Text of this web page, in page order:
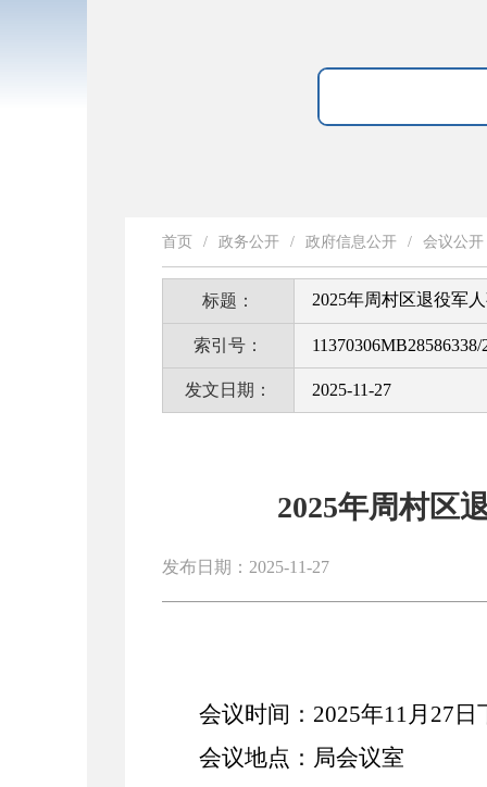
首页 / 政务公开 / 政府信息公开 / 会议公开
标题： 2025年周村区退役军
索引号： 11370306MB28586338/
发文日期： 2025-11-27
2025年周村区
发布日期：2025-11-27
会议时间： 2025年11月27日
会议地点：局会议室